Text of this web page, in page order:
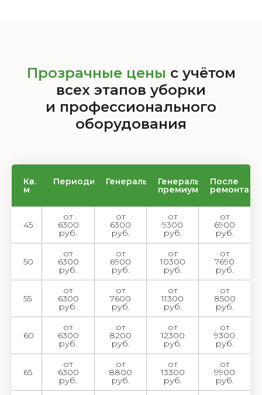
Прозрачные цены с учётом
всех этапов уборки
и профессионального
оборудования
Кв.
м
Периодич. Генеральн. Генеральн.
премиум
После
ремонта
45
от
6300
руб.
от
6300
руб.
от
9300
руб.
от
6900
руб.
50
от
6300
руб.
от
6900
руб.
от
10300
руб.
от
7690
руб.
55
от
6300
руб.
от
7600
руб.
от
11300
руб.
от
8500
руб.
60
от
6300
руб.
от
8200
руб.
от
12300
руб.
от
9300
руб.
65
от
6300
руб.
от
8800
руб.
от
13300
руб.
от
9900
руб.